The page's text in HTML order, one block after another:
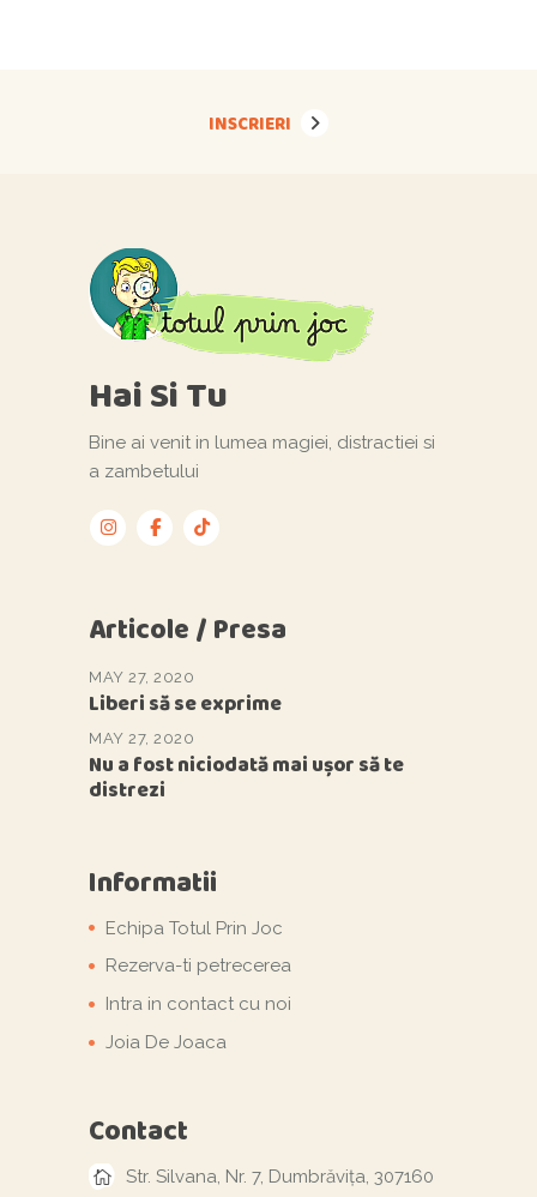
INSCRIERI
Hai Si Tu
Bine ai venit in lumea magiei, distractiei si
a zambetului
Articole / Presa
MAY 27, 2020
Liberi să se exprime
MAY 27, 2020
Nu a fost niciodată mai ușor să te
distrezi
Informatii
Echipa Totul Prin Joc
Rezerva-ti petrecerea
Intra in contact cu noi
Joia De Joaca
Contact
Str. Silvana, Nr. 7, Dumbrăvița, 307160